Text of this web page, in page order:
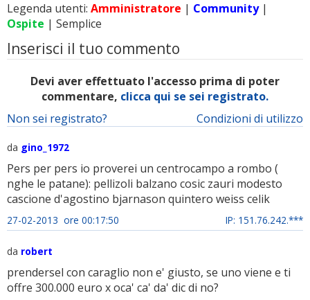
Legenda utenti: Amministratore | Community|
Ospite | Semplice
Inserisci il tuo commento
Devi aver effettuato l'accesso prima di poter
commentare, clicca qui se sei registrato.
Condizioni di utilizzo
Non sei registrato?
da gino_1972
Pers per pers io proverei un centrocampo a rombo (
nghe le patane): pellizoli balzano cosic zauri modesto
cascione d'agostino bjarnason quintero weiss celik
27-02-2013 ore 00:17:50 IP: 151.76.242.***
da robert
prendersel con caraglio non e' giusto, se uno viene e ti
offre 300.000 euro x oca' ca' da' dic di no?